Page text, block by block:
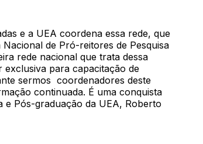
e a UEA coordena essa rede, que
de Pró-reitores de Pesquisa
rede nacional que trata dessa
exclusiva para capacitação de
sermos coordenadores deste
continuada. É uma conquista
e Pós-graduação da UEA, Roberto